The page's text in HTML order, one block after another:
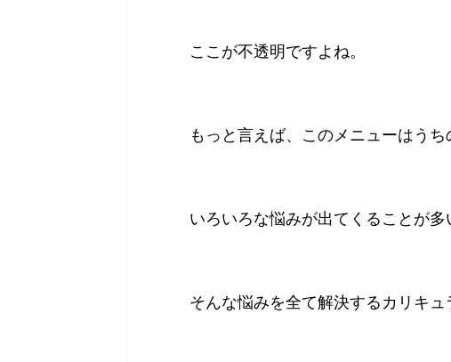
ここが不透明ですよね。
もっと言えば、このメニューはう
いろいろな悩みが出てくることが多
そんな悩みを全て解決するカリキ